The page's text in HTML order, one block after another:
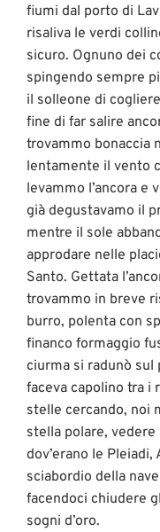
fiumi dal porto di
risaliva le verdi
sicuro. Ognuno dei
spingendo sempre
il solleone di
fine di far salire
trovammo bonaccia
lentamente il vento
levammo l’ancora e
già degustavamo il
mentre il sole
approdare nelle
Santo. Gettata
trovammo in breve
burro, polenta con
financo formaggio
ciurma si radunò
faceva capolino tra i
stelle cercando, noi
stella polare, vedere
dov’erano le
sciabordio della
facendoci chiudere
sogni d’oro.